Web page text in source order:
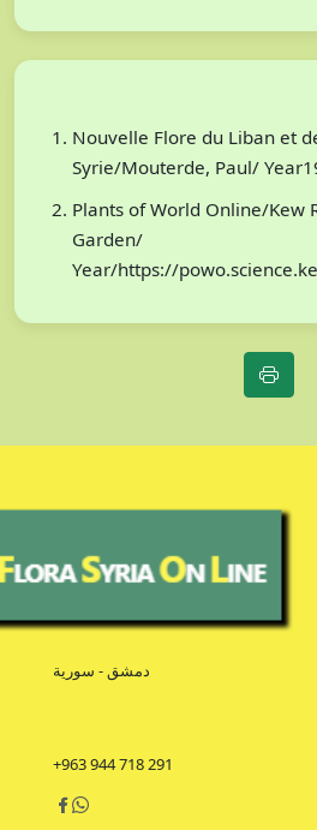
Nouvelle Flore du Liban et
Syrie/Mouterde, Paul/
Plants of World Online/Kew
Garden/
Year/https://
دمشق - سورية
+963 944 718 291